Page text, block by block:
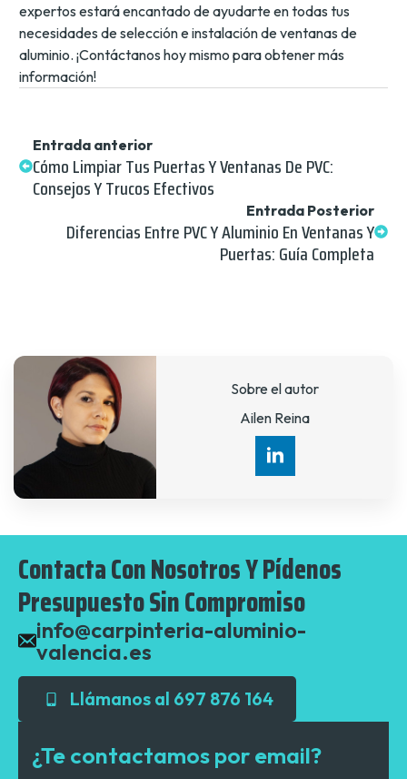
expertos estará encantado de ayudarte en todas tus
necesidades de selección e instalación de ventanas de
aluminio. ¡Contáctanos hoy mismo para obtener más
información!
Entrada anterior
Cómo Limpiar Tus Puertas Y Ventanas De PVC:
Consejos Y Trucos Efectivos
Entrada Posterior
Diferencias Entre PVC Y Aluminio En Ventanas Y
Puertas: Guía Completa
Sobre el autor
Ailen Reina
Contacta Con Nosotros Y Pídenos
Presupuesto Sin Compromiso
info@carpinteria-aluminio-
valencia.es
Llámanos al 697 876 164
¿Te contactamos por email?